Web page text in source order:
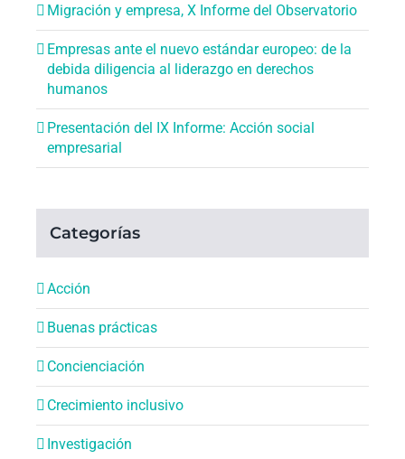
Migración y empresa, X Informe del Observatorio
Empresas ante el nuevo estándar europeo: de la
debida diligencia al liderazgo en derechos
humanos
Presentación del IX Informe: Acción social
empresarial
Categorías
Acción
Buenas prácticas
Concienciación
Crecimiento inclusivo
Investigación